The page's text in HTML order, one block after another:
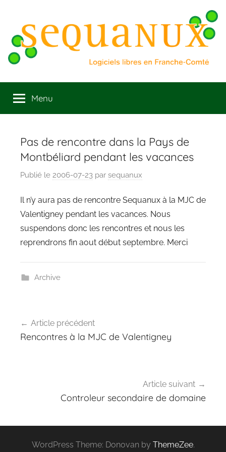
contenu
Sequanux
en
Franche
Menu
Pas de rencontre dans la Pays de
Montbéliard pendant les vacances
Publié le 2006-07-23 par sequanux
Il n’y aura pas de rencontre Sequanux à la MJC de
Valentigney pendant les vacances. Nous
suspendons donc les rencontres et nous les
reprendrons fin aout début septembre. Merci
Archive
de
Article précédent
Rencontres à la MJC de Valentigney
Article suivant
Controleur secondaire de domaine
WordPress Theme: Donovan by ThemeZee.